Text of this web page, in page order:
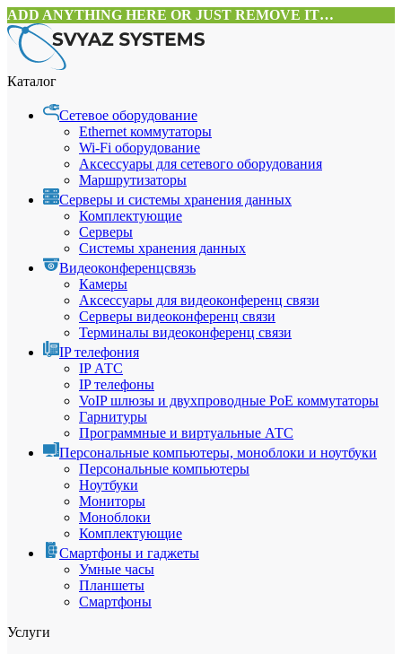
ADD ANYTHING HERE OR JUST REMOVE IT…
Каталог
Сетевое оборудование
Ethernet коммутаторы
Wi-Fi оборудование
Аксессуары для сетевого оборудования
Маршрутизаторы
Серверы и системы хранения данных
Комплектующие
Серверы
Системы хранения данных
Видеоконференцсвязь
Камеры
Аксессуары для видеоконференц связи
Серверы видеоконференц связи
Терминалы видеоконференц связи
IP телефония
IP АТС
IP телефоны
VoIP шлюзы и двухпроводные PoE коммутаторы
Гарнитуры
Программные и виртуальные АТС
Персональные компьютеры, моноблоки и ноутбуки
Персональные компьютеры
Ноутбуки
Мониторы
Моноблоки
Комплектующие
Смартфоны и гаджеты
Умные часы
Планшеты
Смартфоны
Услуги